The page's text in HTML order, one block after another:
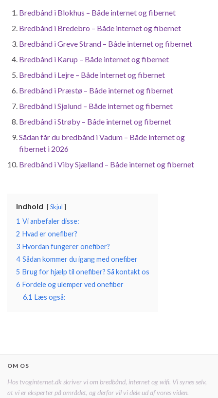
Bredbånd i Blokhus – Både internet og fibernet
Bredbånd i Bredebro – Både internet og fibernet
Bredbånd i Greve Strand – Både internet og fibernet
Bredbånd i Karup – Både internet og fibernet
Bredbånd i Lejre – Både internet og fibernet
Bredbånd i Præstø – Både internet og fibernet
Bredbånd i Sjølund – Både internet og fibernet
Bredbånd i Strøby – Både internet og fibernet
Sådan får du bredbånd i Vadum – Både internet og
fibernet i 2026
Bredbånd i Viby Sjælland – Både internet og fibernet
Indhold Skjul
1 Vi anbefaler disse:
2 Hvad er onefiber?
3 Hvordan fungerer onefiber?
4 Sådan kommer du igang med onefiber
5 Brug for hjælp til onefiber? Så kontakt os
6 Fordele og ulemper ved onefiber
6.1 Læs også:
OM OS
Hos tvoginternet.dk skriver vi om bredbånd, internet og wifi. Vi synes selv,
at vi er eksperter på området, og derfor vil vi dele ud af vores viden.